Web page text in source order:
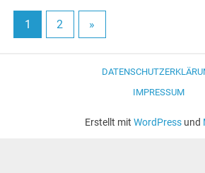
1 2 »
IMPRESSUM
Erstellt mit WordPressund